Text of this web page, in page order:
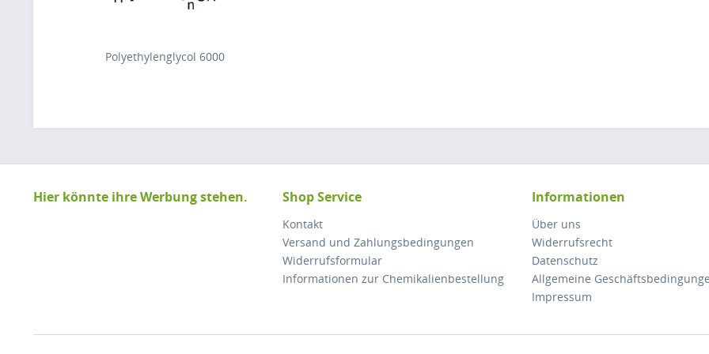
Polyethylenglycol 6000
Hier könnte ihre Werbung stehen. Shop Service
Kontakt
Versand und Zahlungsbedingungen
Widerrufsformular
Informationen zur Chemikalienbestellung
Informationen
Über uns
Widerrufsrecht
Datenschutz
Allgemeine
Impressum